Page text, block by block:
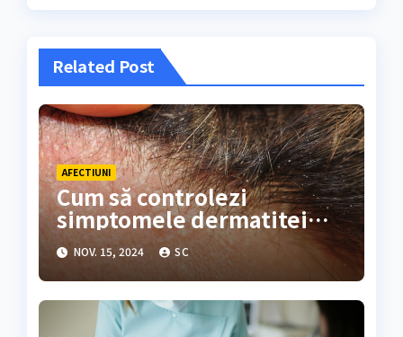
Related Post
AFECTIUNI
Cum să controlezi
simptomele dermatitei
seboreice cu o rutină
simplă?
NOV. 15, 2024 SC